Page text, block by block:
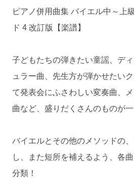
ピアノ併用曲集 バイエル中～上
ド 4 改訂版【楽譜】
子どもたちの弾きたい童謡、デ
ュラー曲、先生方が弾かせたい
て発表会にふさわしい変奏曲、
曲など、盛りだくさんのものが一
バイエルとその他のメソッドの
し、また短所を補えるよう、各
分類！